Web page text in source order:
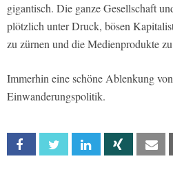
gigantisch. Die ganze Gesellschaft
plötzlich unter Druck, bösen
zu zürnen und die Medienprodukte
Immerhin eine schöne Ablenkung
Einwanderungspolitik.
Facebook Twitter Linkedin Xing